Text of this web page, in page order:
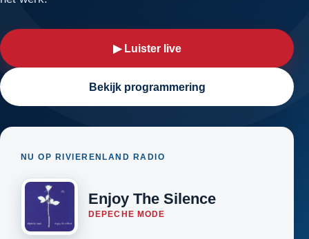
▶ Luister live
Bekijk programmering
NU OP RIVIERENLAND RADIO
Enjoy The Silence
DEPECHE MODE